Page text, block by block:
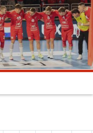
Next